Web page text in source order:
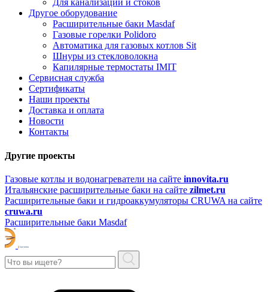
Для канализации и стоков
Другое оборудование
Расширительные баки Masdaf
Газовые горелки Polidoro
Автоматика для газовых котлов Sit
Шнуры из стекловолокна
Капилярные термостаты IMIT
Сервисная служба
Сертификаты
Наши проекты
Доставка и оплата
Новости
Контакты
Другие проекты
Газовые котлы и водонагреватели на сайте innovita.ru
Итальянские расширительные баки на сайте zilmet.ru
Расширительные баки и гидроаккумуляторы CRUWA на сайте
cruwa.ru
Расширительные баки Masdaf